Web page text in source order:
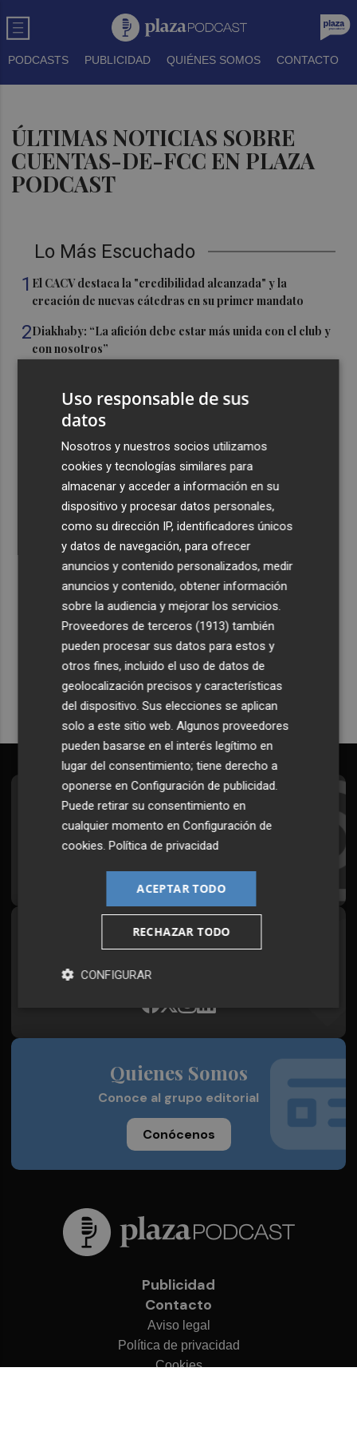
PODCASTS PUBLICIDAD QUIÉNES SOMOS CONTACTO
ÚLTIMAS NOTICIAS SOBRE
CUENTAS-DE-FCC EN PLAZA
PODCAST
Lo Más Escuchado
1 El CACV destaca la "credibilidad alcanzada" y la
creación de nuevas cátedras en su primer mandato
2Diakhaby: “La afición debe estar más unida con el club y
con nosotros”
hemos entrenado"
Controlado el incendio en Sierra Engarcerán (Castellón)
La capacidad de los modelos de IA para burlar la
seguridad alarma a gobiernos y empresas
Recibe toda la actualidad de
Plaza Podcast en tu correo
Quiero suscribirme
Suscríbete al Boletín
Todos los días a primera hora en tu email
¡Quiero suscribirme!
Síguenos en redes
Plaza Podcast, desde cualquier medio
Quienes Somos
Conoce al grupo editorial
Conócenos
Publicidad
Contacto
Aviso legal
Política de privacidad
Cookies
Uso responsable de sus
datos
Nosotros y nuestros socios utilizamos
cookies y tecnologías similares para
almacenar y acceder a información en su
dispositivo y procesar datos personales,
como su dirección IP, identificadores únicos
y datos de navegación, para ofrecer
anuncios y contenido personalizados, medir
anuncios y contenido, obtener información
sobre la audiencia y mejorar los servicios.
Proveedores de terceros (1913) también
pueden procesar sus datos para estos y
otros fines, incluido el uso de datos de
geolocalización precisos y características
del dispositivo. Sus elecciones se aplican
solo a este sitio web. Algunos proveedores
pueden basarse en el interés legítimo en
lugar del consentimiento; tiene derecho a
oponerse enConfiguración de publicidad.
Puede retirar su consentimiento en
cualquier momento enConfiguración de
cookies.Política de privacidad
ACEPTAR TODO
RECHAZAR TODO
CONFIGURAR